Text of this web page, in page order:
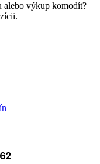
alebo výkup komodít?